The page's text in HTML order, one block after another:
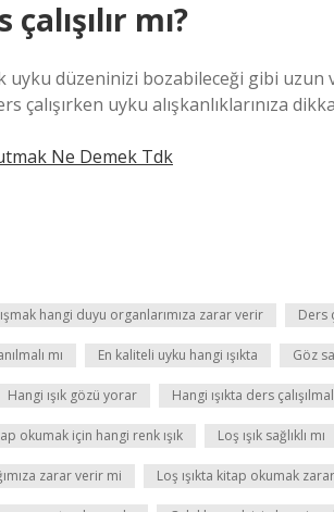
mı?
uyku düzeninizi bozabileceği gibi uzun
çalışırken uyku alışkanlıklarınıza
Ne Demek Tdk
hangi duyu organlarımıza zarar verir Ders
mı En kaliteli uyku hangi ışıkta Göz
Hangi ışık gözü yorar Hangi ışıkta ders
okumak için hangi renk ışık Loş ışık sağlıklı mı
zarar verir mi Loş ışıkta kitap okumak